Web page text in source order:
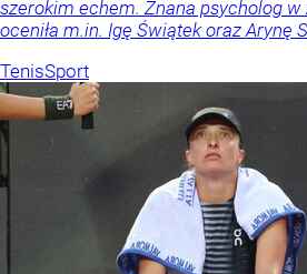
szerokim echem. Znana psycholog w
oceniła m.in. Igę Świątek oraz Arynę
TenisSport